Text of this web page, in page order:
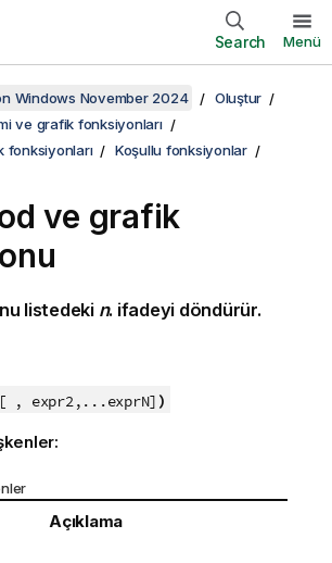
Search Menü
Windows November 2024
Oluştur
ve grafik fonksiyonları
fonksiyonları
Koşullu fonksiyonlar
ve grafik
listedeki n. ifadeyi döndürür.
, expr2,...exprN] )
Açıklama